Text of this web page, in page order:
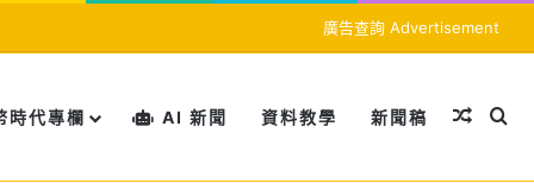
廣告查詢 Advertisement
時代專欄 AI 新聞 資料教學 新聞稿 隨機文
搜